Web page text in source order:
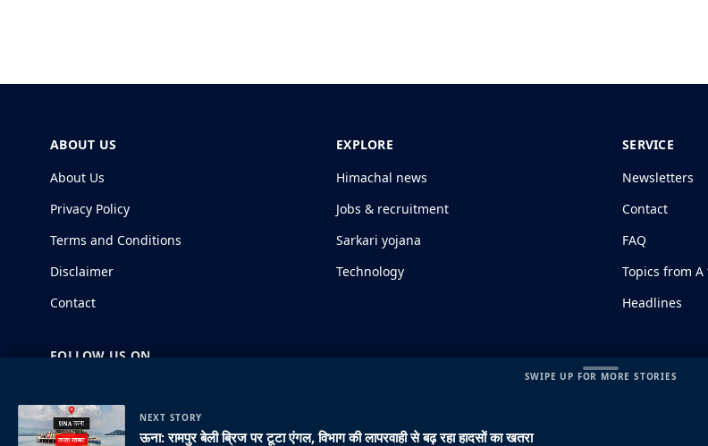
SWIPE UP FOR MORE STORIES
NEXT STORY
ऊना: रामपुर बेली ब्रिज पर टूटा एंगल, विभाग की लापरवाही से बढ़ रहा हादसों का खतरा
ABOUT US
About Us
Privacy Policy
Terms and Conditions
Disclaimer
Contact
EXPLORE
Himachal news
Jobs & recruitment
Sarkari yojana
Technology
SERVICE
Newsletters
Contact
FAQ
Topics from A
Headlines
FOLLOW US ON
© 2026 HimachalGovt.com | Privacy Policy | About Us | Terms and Conditions | Disclaimer